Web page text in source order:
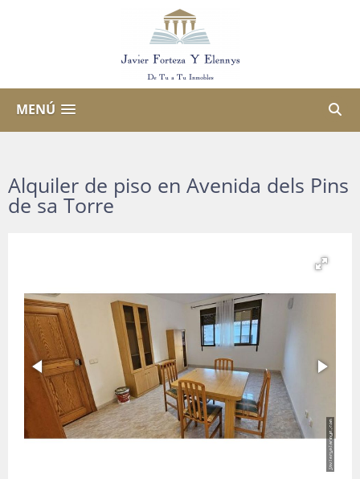
MENÚ
Alquiler de piso en Avenida dels Pins
de sa Torre